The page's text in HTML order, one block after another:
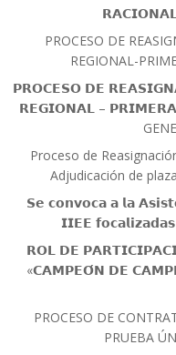
PROCESO DE
REGIONAL-
𝗣𝗥𝗢𝗖𝗘𝗦𝗢 𝗗𝗘
𝗥𝗘𝗚𝗜𝗢𝗡𝗔𝗟 – 𝗣𝗥𝗜𝗠𝗘𝗥𝗔
Proceso de
Adjudicación de
𝗦𝗲 𝗰𝗼𝗻𝘃𝗼𝗰𝗮 𝗮 𝗹𝗮
𝗜𝗜𝗘𝗘
𝗥𝗢𝗟 𝗗𝗘
«𝗖𝗔𝗠𝗣𝗘𝗢́𝗡 𝗗𝗘
PROCESO DE
PRUEBA